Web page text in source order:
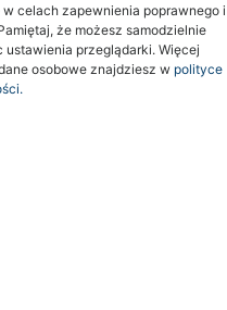
celach zapewnienia poprawnego i
że możesz samodzielnie
przeglądarki. Więcej
osobowe znajdziesz w polityce